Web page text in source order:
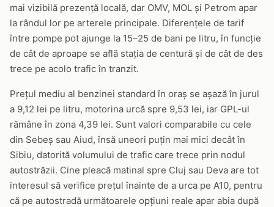
mai vizibilă prezență locală, dar OMV, MOL și Petrom apar
la rândul lor pe arterele principale. Diferențele de tarif
între pompe pot ajunge la 15–25 de bani pe litru, în funcție
de cât de aproape se află stația de centură și de cât de des
trece pe acolo trafic în tranzit.
Prețul mediu al benzinei standard în oraș se așază în jurul
a 9,12 lei pe litru, motorina urcă spre 9,53 lei, iar GPL-ul
rămâne în zona 4,39 lei. Sunt valori comparabile cu cele
din Sebeș sau Aiud, însă uneori puțin mai mici decât în
Sibiu, datorită volumului de trafic care trece prin nodul
autostrăzii. Cine pleacă matinal spre Cluj sau Deva are tot
interesul să verifice prețul înainte de a urca pe A10, pentru
că pe autostradă următoarele opțiuni reale apar abia după